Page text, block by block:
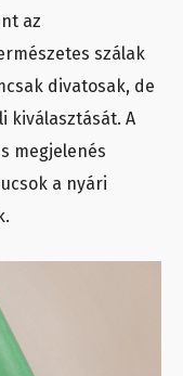
az
szálak
divatosak, de
kiválasztását. A
megjelenés
a nyári